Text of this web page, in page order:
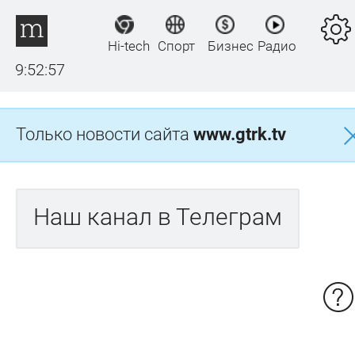
9:52:57
Hi-tech Спорт Бизнес Радио
Только новости сайта www.gtrk.tv
Наш канал в Телеграм